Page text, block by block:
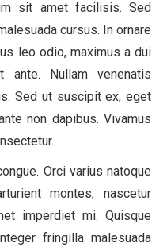
sit amet facilisis. Sed
cursus. In ornare
leo odio, maximus a dui
ante. Nullam venenatis
Sed ut suscipit ex, eget
non dapibus. Vivamus
Orci varius natoque
montes, nascetur
imperdiet mi. Quisque
fringilla malesuada